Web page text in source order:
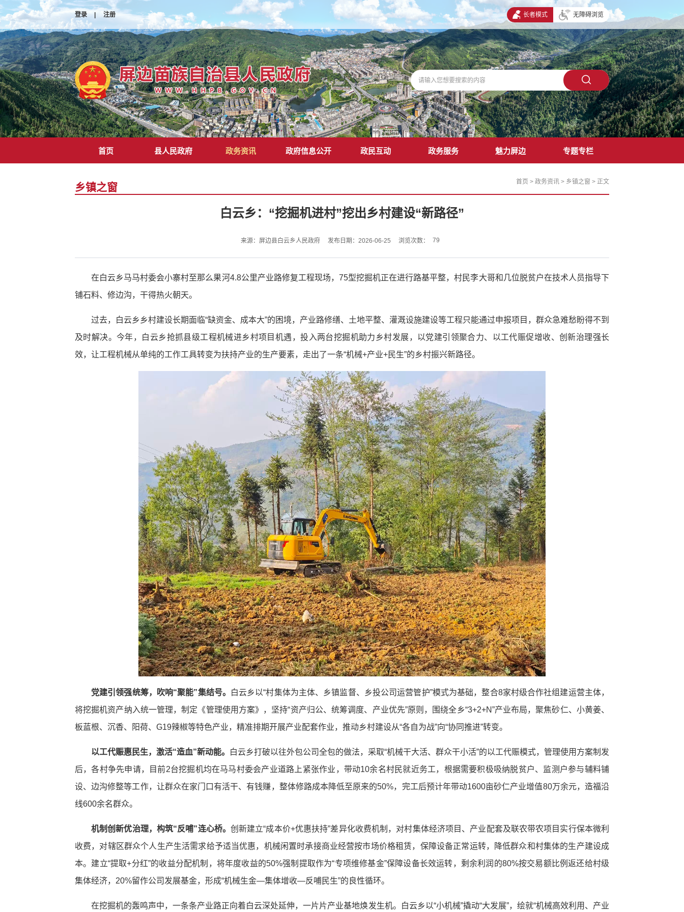
登录 | 注册 长者模式 无障碍浏览
首页 县人民政府 政务资讯 政府信息公开 政民互动 政务服务 魅力屏边 专题专栏
乡镇之窗 首页 > 政务资讯 > 乡镇之窗 > 正文
白云乡：“挖掘机进村”挖出乡村建设“新路径”
来源：屏边县白云乡人民政府 发布日期：2026-06-25 浏览次数： 79
在白云乡马马村委会小寨村至那么果河4.8公里产业路修复工程现场，75型挖掘机正在进行路基平整，村民李大哥和几位脱贫户在技术人员指导下
铺石料、修边沟，干得热火朝天。
过去，白云乡乡村建设长期面临“缺资金、成本大”的困境，产业路修缮、土地平整、灌溉设施建设等工程只能通过申报项目，群众急难愁盼得不到
及时解决。今年，白云乡抢抓县级工程机械进乡村项目机遇，投入两台挖掘机助力乡村发展，以党建引领聚合力、以工代赈促增收、创新治理强长
效，让工程机械从单纯的工作工具转变为扶持产业的生产要素，走出了一条“机械+产业+民生”的乡村振兴新路径。
党建引领强统筹，吹响“聚能”集结号。
白云乡以“村集体为主体、乡镇监督、乡投公司运营管护”模式为基础，整合8家村级合作社组建运营主体，
将挖掘机资产纳入统一管理，制定《管理使用方案》，坚持“资产归公、统筹调度、产业优先”原则，围绕全乡“3+2+N”产业布局，聚焦砂仁、小黄姜、
板蓝根、沉香、阳荷、G19辣椒等特色产业，精准排期开展产业配套作业，推动乡村建设从“各自为战”向“协同推进”转变。
以工代赈惠民生，激活“造血”新动能。
白云乡打破以往外包公司全包的做法，采取“机械干大活、群众干小活”的以工代赈模式，管理使用方案制发
后，各村争先申请，目前2台挖掘机均在马马村委会产业道路上紧张作业，带动10余名村民就近务工，根据需要积极吸纳脱贫户、监测户参与辅料铺
设、边沟修整等工作，让群众在家门口有活干、有钱赚，整体修路成本降低至原来的50%，完工后预计年带动1600亩砂仁产业增值80万余元，造福沿
线600余名群众。
机制创新优治理，构筑“反哺”连心桥。 创新建立“成本价+优惠扶持”差异化收费机制，对村集体经济项目、产业配套及联农带农项目实行保本微利
收费，对辖区群众个人生产生活需求给予适当优惠，机械闲置时承接商业经营按市场价格租赁，保障设备正常运转，降低群众和村集体的生产建设成
本。建立“提取+分红”的收益分配机制，将年度收益的50%强制提取作为“专项维修基金”保障设备长效运转，剩余利润的80%按交易额比例返还给村级
集体经济，20%留作公司发展基金，形成“机械生金—集体增收—反哺民生”的良性循环。
在挖掘机的轰鸣声中，一条条产业路正向着白云深处延伸，一片片产业基地焕发生机。白云乡以“小机械”撬动“大发展”，绘就“机械高效利用、产业